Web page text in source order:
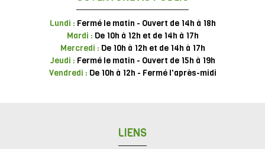
Lundi : Fermé le matin - Ouvert de 14h à 18h
Mardi : De 10h à 12h et de 14h à 17h
Mercredi : De 10h à 12h et de 14h à 17h
Jeudi : Fermé le matin - Ouvert de 15h à 19h
Vendredi : De 10h à 12h - Fermé l'après-midi
LIENS